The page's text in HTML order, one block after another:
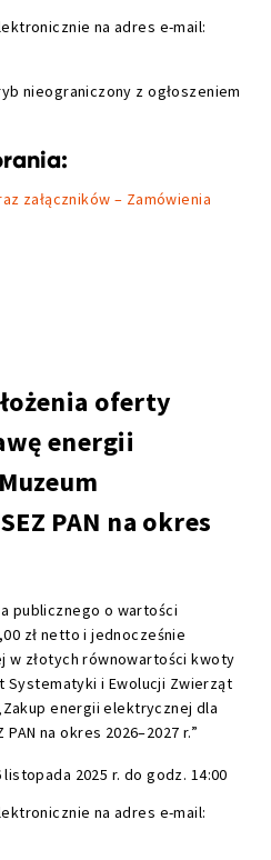
na adres e-mail:
nieograniczony z ogłoszeniem
załączników – Zamówienia
oferty
energii
PAN na okres
publicznego o wartości
zł netto i jednocześnie
w złotych równowartości kwoty
Systematyki i Ewolucji Zwierząt
energii elektrycznej dla
na okres 2026–2027 r.”
listopada 2025 r. do godz. 14:00
na adres e-mail: